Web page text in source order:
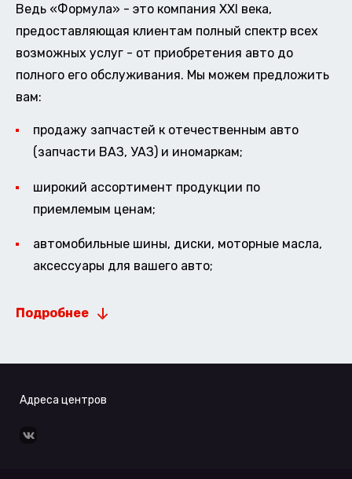
Ведь «Формула» - это компания XXI века,
предоставляющая клиентам полный спектр всех
возможных услуг - от приобретения авто до
полного его обслуживания. Мы можем предложить
вам:
продажу запчастей к отечественным авто
(запчасти ВАЗ, УАЗ) и иномаркам;
широкий ассортимент продукции по
приемлемым ценам;
автомобильные шины, диски, моторные масла,
аксессуары для вашего авто;
Подробнее
Адреса центров